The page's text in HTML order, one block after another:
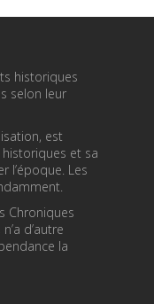
historiques
selon leur
est
et sa
l’époque. Les
Chroniques
d’autre
la